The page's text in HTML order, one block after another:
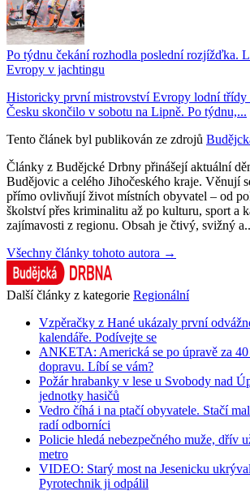
Po týdnu čekání rozhodla poslední rozjížďka.
Evropy v jachtingu
Historicky první mistrovství Evropy lodní třídy
Česku skončilo v sobotu na Lipně. Po týdnu,...
Tento článek byl publikován ze zdrojů
Články z Budějcké Drbny přinášejí aktuální
Budějovic a celého Jihočeského kraje. Věnují
přímo ovlivňují život místních obyvatel – od
školství přes kriminalitu až po kulturu, sport a
zajímavosti z regionu. Obsah je čtivý, svižný
Všechny články tohoto autora →
Další články z kategorie Regionální
Vzpěračky z Hané ukázaly první
kalendáře. Podívejte se
ANKETA: Americká se po úpravě za
dopravu. Líbí se vám?
Požár hrabanky v lese u Svobody nad
jednotky hasičů
Vedro číhá i na ptačí obyvatele. Stačí
radí odborníci
Policie hledá nebezpečného muže, dřív
metro
VIDEO: Starý most na Jesenicku
Pyrotechnik ji odpálil